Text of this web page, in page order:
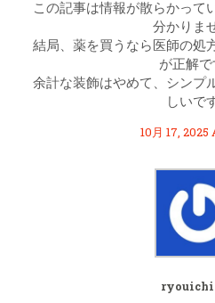
この記事は情報が散らかって
分かりま
結局、薬を買うなら医師の処
が正解で
余計な装飾はやめて、シンプ
しいで
10月 17, 2025
ryouichi